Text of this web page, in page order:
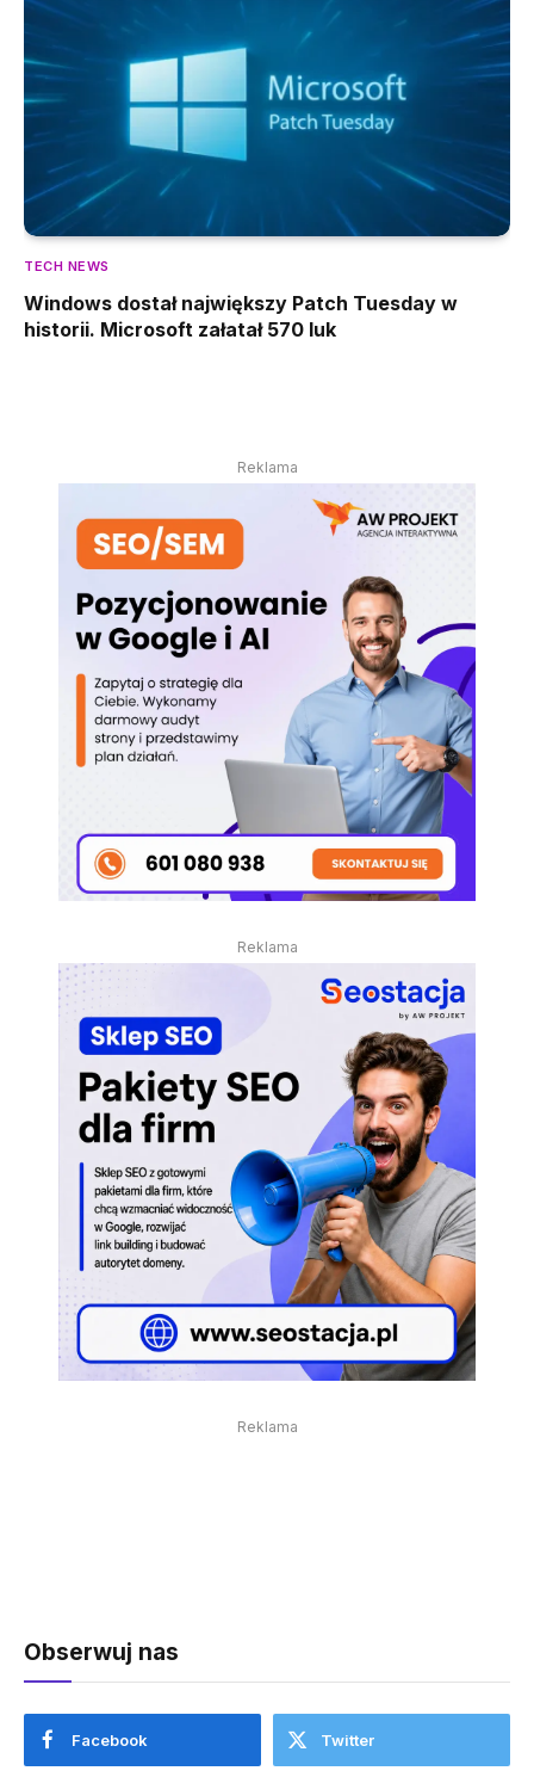
TECH NEWS
Windows dostał największy Patch Tuesday w
historii. Microsoft załatał 570 luk
Reklama
Reklama
Reklama
Obserwuj nas
Facebook Twitter